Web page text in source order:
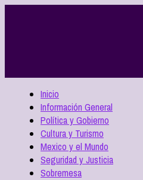
Inicio
Información General
Política y Gobierno
Cultura y Turismo
Mexico y el Mundo
Seguridad y Justicia
Sobremesa